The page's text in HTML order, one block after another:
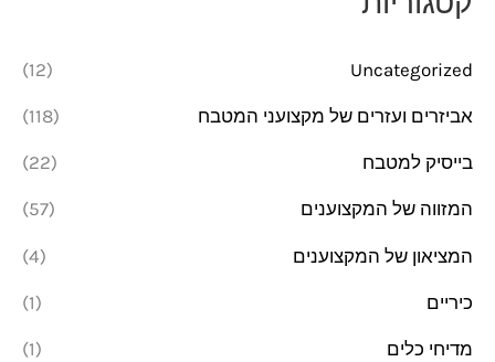
Uncategorized
(12)
אביזרים ועזרים של מקצועני המטבח (118)
בייסיק למטבח (22)
המזווה של המקצוענים (57)
המציאון של המקצוענים (4)
כיריים (1)
מדיחי כלים (1)